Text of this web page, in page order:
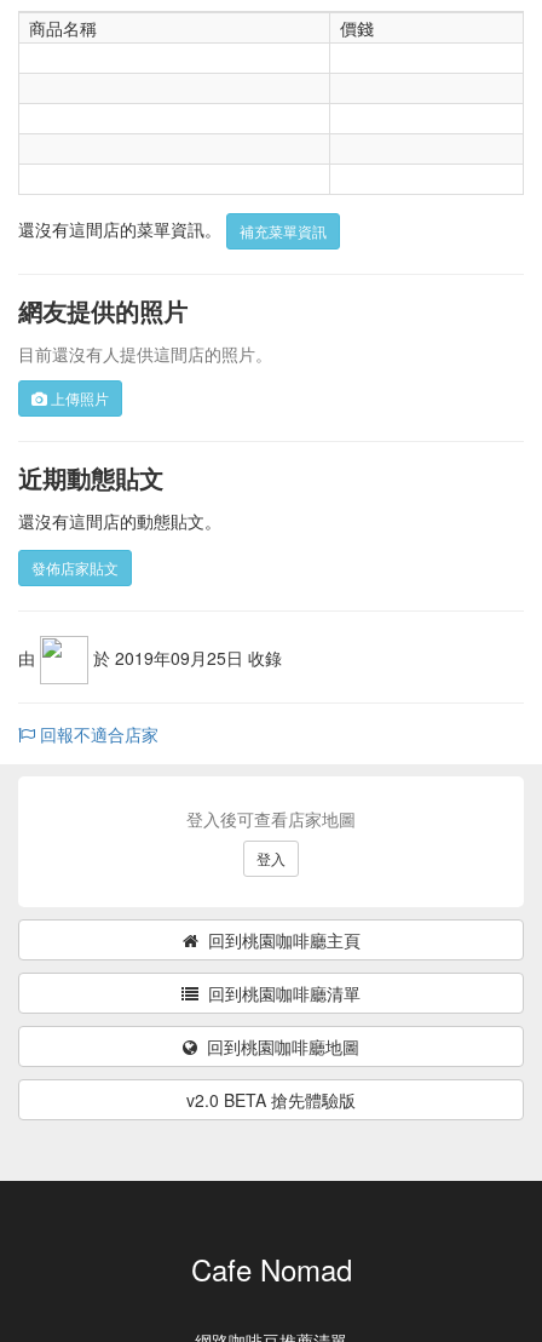
商品名稱 價錢
還沒有這間店的菜單資訊。 補充菜單資訊
網友提供的照片
目前還沒有人提供這間店的照片。
上傳照片
近期動態貼文
還沒有這間店的動態貼文。
發佈店家貼文
由 於 2019年09月25日 收錄
回報不適合店家
登入後可查看店家地圖
登入
回到桃園咖啡廳主頁
回到桃園咖啡廳清單
回到桃園咖啡廳地圖
v2.0 BETA 搶先體驗版
Cafe Nomad